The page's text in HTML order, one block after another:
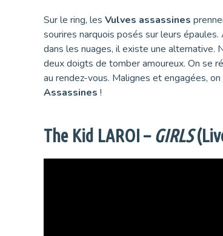
Sur le ring, les Vulves assassines
sourires narquois posés sur leurs
dans les nuages, il existe une
deux doigts de tomber amoureux. On se
au rendez-vous. Malignes et engagées,
Assassines !
The Kid LAROI – GIRLS